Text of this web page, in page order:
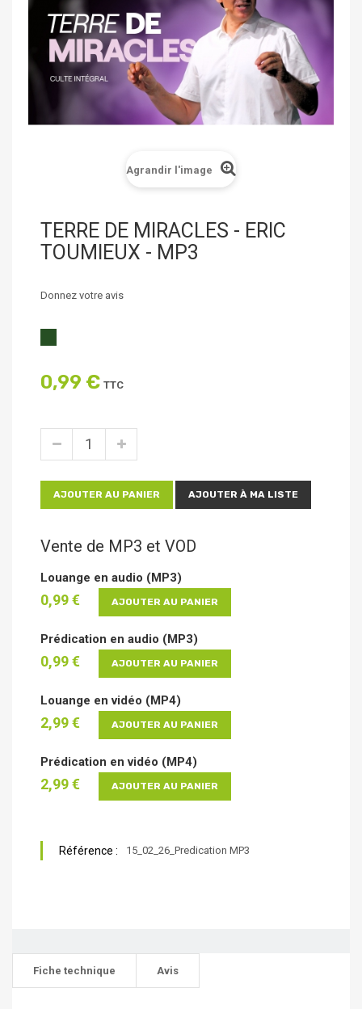
Agrandir l'image
TERRE DE MIRACLES - ERIC
TOUMIEUX - MP3
Donnez votre avis
0,99 € TTC
AJOUTER AU PANIER AJOUTER À MA LISTE
Vente de MP3 et VOD
Louange en audio (MP3)
0,99 € AJOUTER AU PANIER
Prédication en audio (MP3)
0,99 € AJOUTER AU PANIER
Louange en vidéo (MP4)
2,99 € AJOUTER AU PANIER
Prédication en vidéo (MP4)
2,99 € AJOUTER AU PANIER
Référence : 15_02_26_Predication MP3
Fiche technique Avis